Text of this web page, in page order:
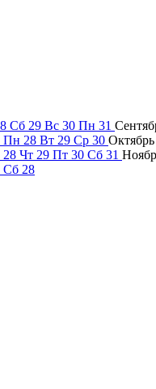
Сб 29 Вс 30 Пн 31
Пн 28 Вт 29 Ср 30 Октябрь
28 Чт 29 Пт 30 Сб 31
Сб 28